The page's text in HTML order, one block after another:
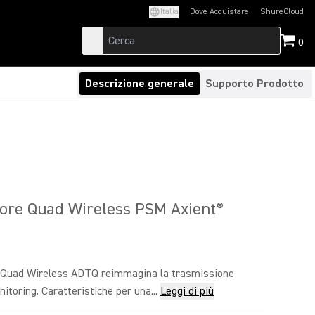
Italia Dove Acquistare ShureCloud
(Opens in a new
0
Descrizione generale Supporto Prodotto
Quad Wireless PSM Axient®
Wireless ADTQ reimmagina la trasmissione
Caratteristiche per una... Leggi di più